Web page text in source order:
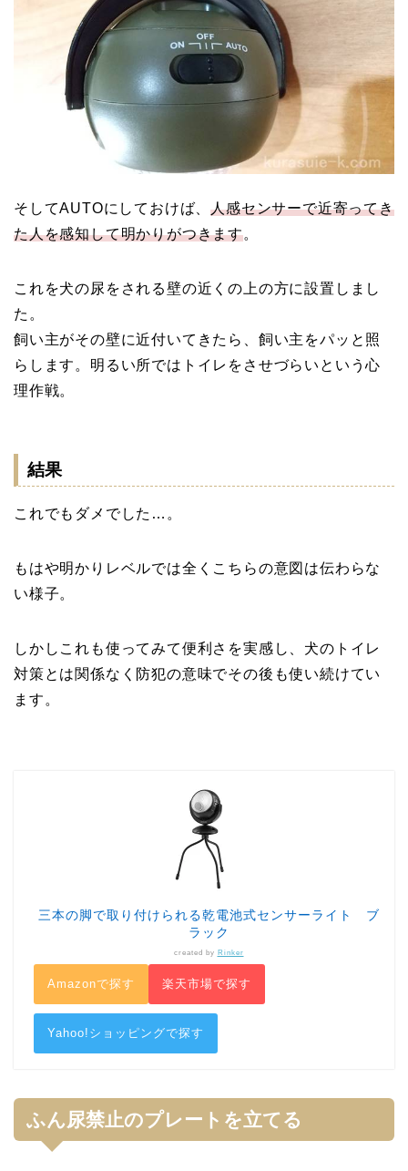
そしてAUTOにしておけば、人感センサーで近寄ってき
た人を感知して明かりがつきます。
これを犬の尿をされる壁の近くの上の方に設置しまし
た。
飼い主がその壁に近付いてきたら、飼い主をパッと照
らします。明るい所ではトイレをさせづらいという心
理作戦。
結果
これでもダメでした…。
もはや明かりレベルでは全くこちらの意図は伝わらな
い様子。
しかしこれも使ってみて便利さを実感し、犬のトイレ
対策とは関係なく防犯の意味でその後も使い続けてい
ます。
三本の脚で取り付けられる乾電池式センサーライト ブ
ラック
created by Rinker
Amazonで探す 楽天市場で探す
Yahoo!ショッピングで探す
ふん尿禁止のプレートを立てる